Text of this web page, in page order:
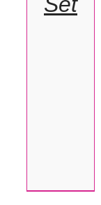
DEN